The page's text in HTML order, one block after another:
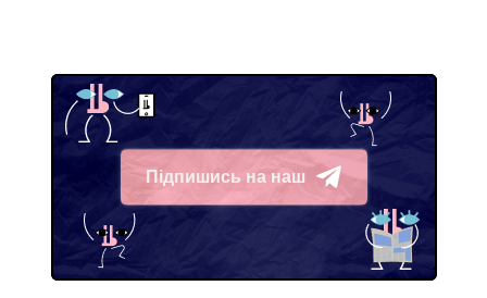
Підпишись на наш
Telegram